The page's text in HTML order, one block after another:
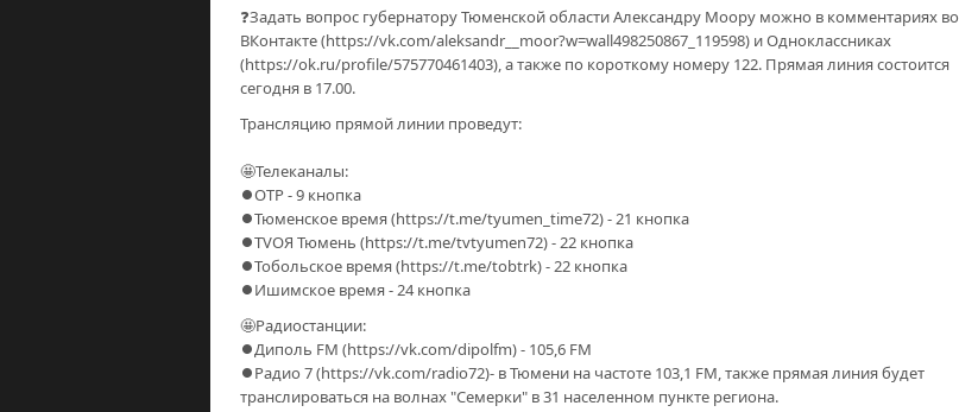
❓Задать вопрос губернатору Тюменской области Александру Моору можно в комментариях во
ВКонтакте (https://vk.com/aleksandr__moor?w=wall498250867_119598) и Одноклассниках
(https://ok.ru/profile/575770461403), а также по короткому номеру 122. Прямая линия состоится
сегодня в 17.00.
Трансляцию прямой линии проведут:
🤩Телеканалы:
⏺ОТР - 9 кнопка
⏺Тюменское время (https://t.me/tyumen_time72) - 21 кнопка
⏺ТVОЯ Тюмень (https://t.me/tvtyumen72) - 22 кнопка
⏺Тобольское время (https://t.me/tobtrk) - 22 кнопка
⏺Ишимское время - 24 кнопка
🤩Радиостанции:
⏺Диполь FM (https://vk.com/dipolfm) - 105,6 FM
⏺Радио 7 (https://vk.com/radio72)- в Тюмени на частоте 103,1 FM, также прямая линия будет
транслироваться на волнах "Семерки" в 31 населенном пункте региона.